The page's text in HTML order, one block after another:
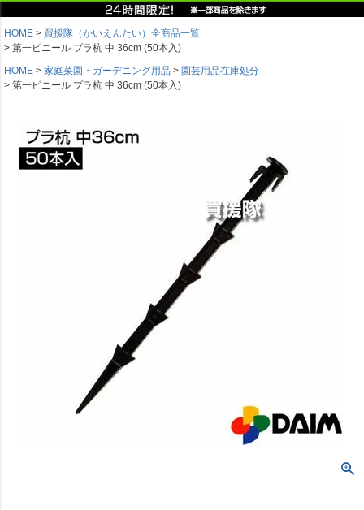
HOME
買援隊（かいえんたい）全商品一覧
第一ビニール プラ杭 中 36cm (50本入)
HOME
家庭菜園・ガーデニング用品
園芸用品在庫処分
第一ビニール プラ杭 中 36cm (50本入)